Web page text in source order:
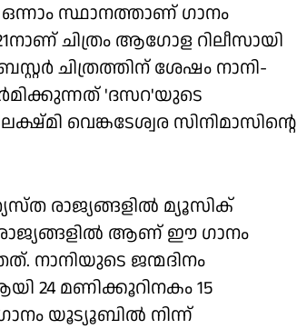
സ്ഥാനത്താണ് ഗാനം
ചിത്രം ആഗോള റിലീസായി
ചിത്രത്തിന് ശേഷം നാനി-
'ദസറ'യുടെ
വെങ്കടേശ്വര സിനിമാസിന്റെ
രാജ്യങ്ങളിൽ മ്യൂസിക്
ആണ് ഈ ഗാനം
നാനിയുടെ ജന്മദിനം
24 മണിക്കൂറിനകം 15
യൂട്യൂബിൽ നിന്ന്